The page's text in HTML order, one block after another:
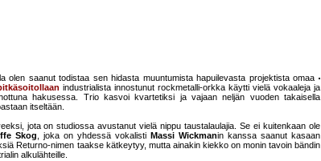
saanut todistaa sen hidasta muuntumista hapuilevasta projektista omaa
industrialista innostunut rockmetalli-orkka käytti vielä vokaaleja ja
hakusessa. Trio kasvoi kvartetiksi ja vajaan neljän vuoden takaisella
itseltään.
jota on studiossa avustanut vielä nippu taustalaulajia. Se ei kuitenkaan ole
Skog, joka on yhdessä vokalisti Massi Wickmanin kanssa saanut kasaan
Returno-nimen taakse kätkeytyy, mutta ainakin kiekko on monin tavoin bändin
alkulähteille.